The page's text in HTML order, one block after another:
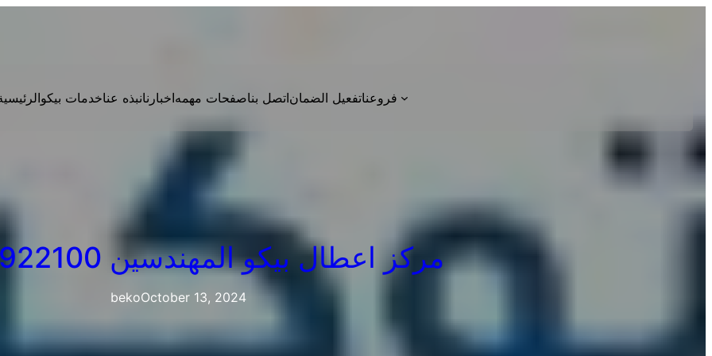
خدمات بيكونبذه عنااخبارناصفحات مهمهاتصل بناتفعيل الضمانفروعنا
مركز اعطال بيكو المهندسين 01096922100
bekoOctober 13, 2024